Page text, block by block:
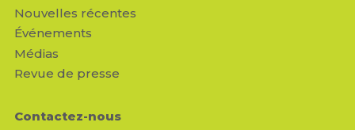
Nouvelles récentes
Événements
Médias
Revue de presse
Contactez-nous